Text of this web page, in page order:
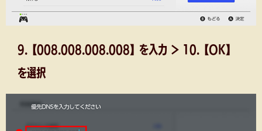
9.【008.008.008.008】を入力 ＞ 10.【OK】
を選択